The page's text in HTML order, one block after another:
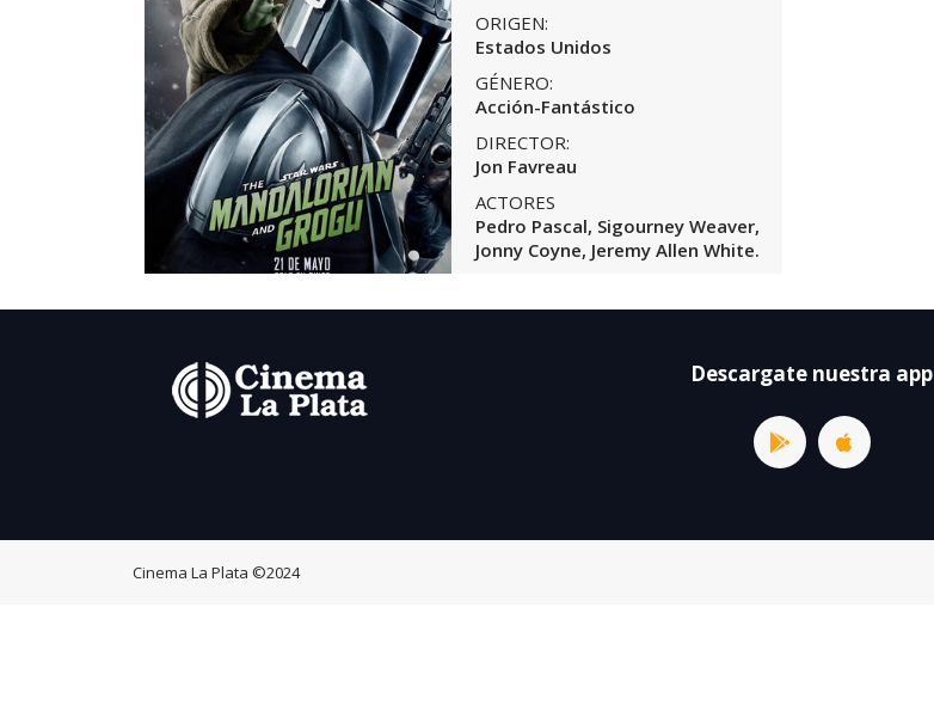
ORIGEN:
Estados Unidos
GÉNERO:
Acción-Fantástico
DIRECTOR:
Jon Favreau
ACTORES
Pedro Pascal, Sigourney Weaver,
Jonny Coyne, Jeremy Allen White.
Descargate nuestra app
Cinema La Plata ©2024